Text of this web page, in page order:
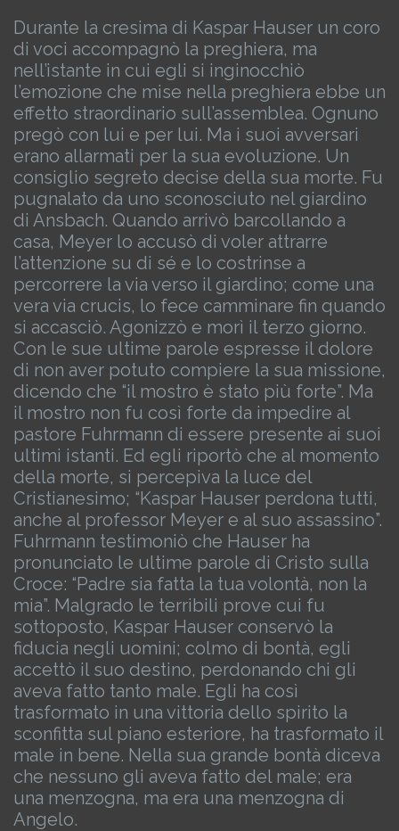
Durante la cresima di Kaspar Hauser un coro
di voci accompagnò la preghiera, ma
nell’istante in cui egli si inginocchiò
l’emozione che mise nella preghiera ebbe un
effetto straordinario sull’assemblea. Ognuno
pregò con lui e per lui. Ma i suoi avversari
erano allarmati per la sua evoluzione. Un
consiglio segreto decise della sua morte. Fu
pugnalato da uno sconosciuto nel giardino
di Ansbach. Quando arrivò barcollando a
casa, Meyer lo accusò di voler attrarre
l’attenzione su di sé e lo costrinse a
percorrere la via verso il giardino; come una
vera via crucis, lo fece camminare fin quando
si accasciò. Agonizzò e morì il terzo giorno.
Con le sue ultime parole espresse il dolore
di non aver potuto compiere la sua missione,
dicendo che “il mostro è stato più forte”. Ma
il mostro non fu così forte da impedire al
pastore Fuhrmann di essere presente ai suoi
ultimi istanti. Ed egli riportò che al momento
della morte, si percepiva la luce del
Cristianesimo; “Kaspar Hauser perdona tutti,
anche al professor Meyer e al suo assassino”.
Fuhrmann testimoniò che Hauser ha
pronunciato le ultime parole di Cristo sulla
Croce: “Padre sia fatta la tua volontà, non la
mia”. Malgrado le terribili prove cui fu
sottoposto, Kaspar Hauser conservò la
fiducia negli uomini; colmo di bontà, egli
accettò il suo destino, perdonando chi gli
aveva fatto tanto male. Egli ha così
trasformato in una vittoria dello spirito la
sconfitta sul piano esteriore, ha trasformato il
male in bene. Nella sua grande bontà diceva
che nessuno gli aveva fatto del male; era
una menzogna, ma era una menzogna di
Angelo.